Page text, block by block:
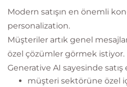
Modern satışın en önemli
personalization.
Müşteriler artık genel
özel çözümler görmek istiyor.
Generative AI sayesinde satış
müşteri sektörüne özel